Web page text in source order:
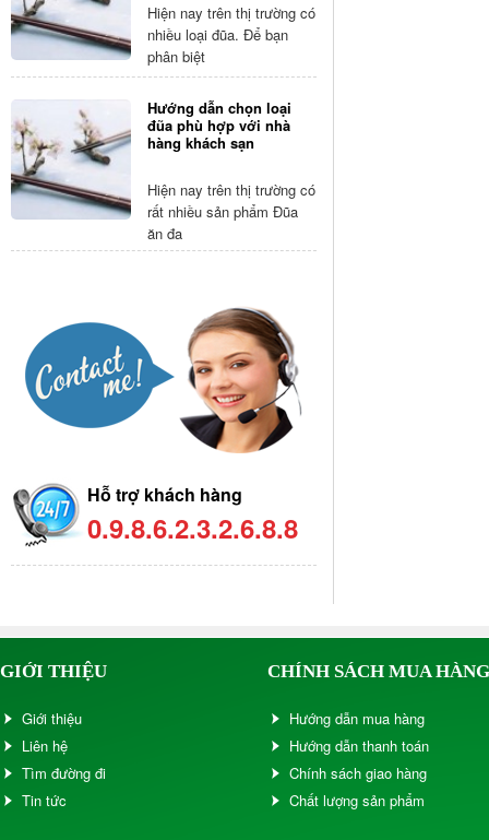
Hiện nay trên thị trường có
nhiều loại đũa. Để bạn
phân biệt
Hướng dẫn chọn loại
đũa phù hợp với nhà
hàng khách sạn
Hiện nay trên thị trường có
rất nhiều sản phẩm Đũa
ăn đa
Hỗ trợ khách hàng
0.9.8.6.2.3.2.6.8.8
GIỚI THIỆU
Giới thiệu
Liên hệ
Tìm đường đi
Tin tức
CHÍNH SÁCH MUA HÀNG
Hướng dẫn mua hàng
Hướng dẫn thanh toán
Chính sách giao hàng
Chất lượng sản phẩm